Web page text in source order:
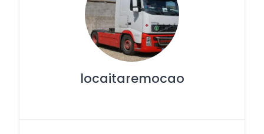
locaitaremocao